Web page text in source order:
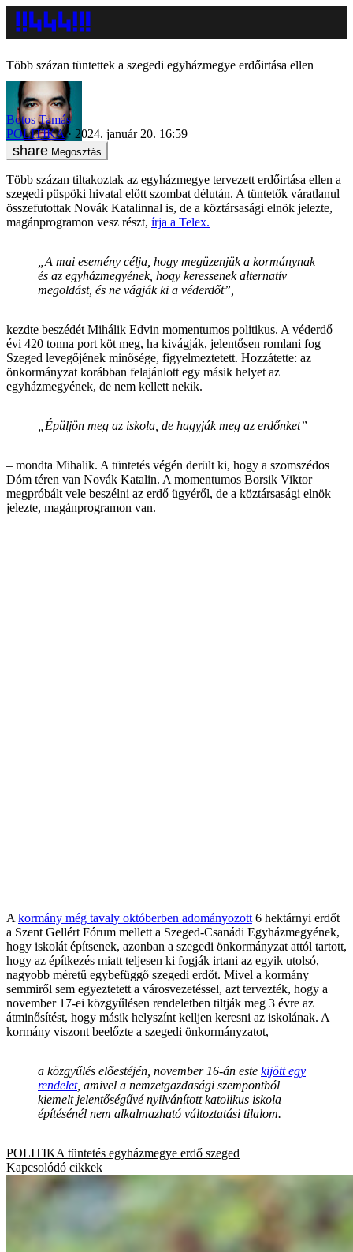
Több százan tüntettek a szegedi egyházmegye erdőirtása ellen
Botos Tamás
POLITIKA
2024. január 20. 16:59
Megosztás
Több százan tiltakoztak az egyházmegye tervezett erdőirtása ellen a
szegedi püspöki hivatal előtt szombat délután. A tüntetők váratlanul
összefutottak Novák Katalinnal is, de a köztársasági elnök jelezte,
magánprogramon vesz részt, írja a Telex.
„A mai esemény célja, hogy megüzenjük a kormánynak
és az egyházmegyének, hogy keressenek alternatív
megoldást, és ne vágják ki a véderdőt”,
kezdte beszédét Mihálik Edvin momentumos politikus. A véderdő
évi 420 tonna port köt meg, ha kivágják, jelentősen romlani fog
Szeged levegőjének minősége, figyelmeztetett. Hozzátette: az
önkormányzat korábban felajánlott egy másik helyet az
egyházmegyének, de nem kellett nekik.
„Épüljön meg az iskola, de hagyják meg az erdőnket”
– mondta Mihalik. A tüntetés végén derült ki, hogy a szomszédos
Dóm téren van Novák Katalin. A momentumos Borsik Viktor
megpróbált vele beszélni az erdő ügyéről, de a köztársasági elnök
jelezte, magánprogramon van.
A kormány még tavaly októberben adományozott 6 hektárnyi erdőt
a Szent Gellért Fórum mellett a Szeged-Csanádi Egyházmegyének,
hogy iskolát építsenek, azonban a szegedi önkormányzat attól tartott,
hogy az építkezés miatt teljesen ki fogják irtani az egyik utolsó,
nagyobb méretű egybefüggő szegedi erdőt. Mivel a kormány
semmiről sem egyeztetett a városvezetéssel, azt tervezték, hogy a
november 17-ei közgyűlésen rendeletben tiltják meg 3 évre az
átminősítést, hogy másik helyszínt kelljen keresni az iskolának. A
kormány viszont beelőzte a szegedi önkormányzatot,
a közgyűlés előestéjén, november 16-án este kijött egy
rendelet, amivel a nemzetgazdasági szempontból
kiemelt jelentőségűvé nyilvánított katolikus iskola
építésénél nem alkalmazható változtatási tilalom.
POLITIKA tüntetés egyházmegye erdő szeged
Kapcsolódó cikkek